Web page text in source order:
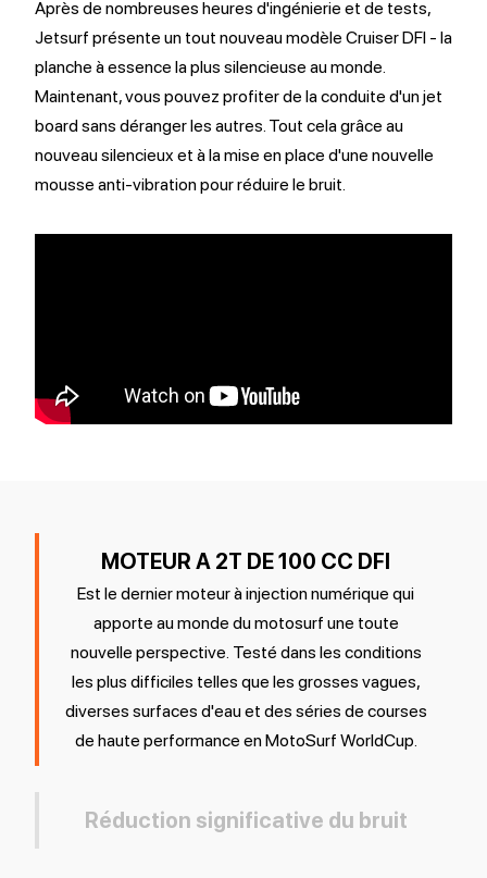
Après de nombreuses heures d'ingénierie et de tests,
Jetsurf présente un tout nouveau modèle Cruiser DFI - la
planche à essence la plus silencieuse au monde.
Maintenant, vous pouvez profiter de la conduite d'un jet
board sans déranger les autres. Tout cela grâce au
nouveau silencieux et à la mise en place d'une nouvelle
mousse anti-vibration pour réduire le bruit.
MOTEUR A 2T DE 100 CC DFI
Est le dernier moteur à injection numérique qui
apporte au monde du motosurf une toute
nouvelle perspective. Testé dans les conditions
les plus difficiles telles que les grosses vagues,
diverses surfaces d'eau et des séries de courses
de haute performance en MotoSurf WorldCup.
Réduction significative du bruit